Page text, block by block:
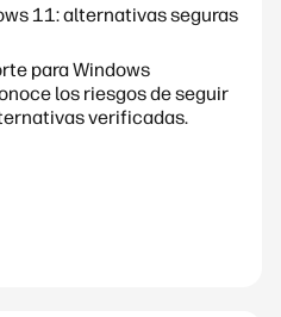
11: alternativas seguras
para Windows
los riesgos de seguir
verificadas.